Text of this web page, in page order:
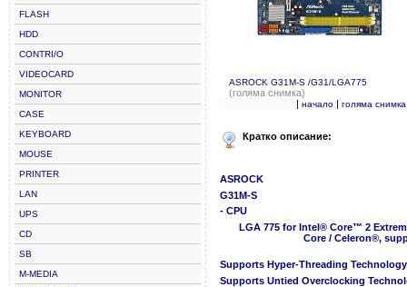
FLASH
HDD
CONTRI/O
VIDEOCARD
MONITOR
CASE
KEYBOARD
MOUSE
PRINTER
LAN
UPS
CD
SB
M-MEDIA
ASROCK G31M-S /G31/LGA775
(голяма снимка)
| начало| голяма снимка
Кратко описание:
ASROCK
G31M-S
- CPU
LGA 775 for Intel® Core™ 2
Core / Celeron®,
Supports Hyper-Threading Technology
Supports Untied Overclocking